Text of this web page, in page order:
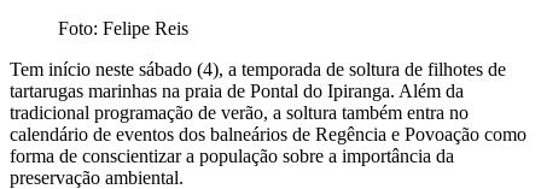
Foto: Felipe Reis
Tem início neste sábado (4), a temporada de soltura de filhotes de
tartarugas marinhas na praia de Pontal do Ipiranga. Além da
tradicional programação de verão, a soltura também entra no
calendário de eventos dos balneários de Regência e Povoação como
forma de conscientizar a população sobre a importância da
preservação ambiental.